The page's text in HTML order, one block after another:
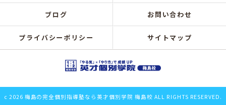
ブログ お問い合わせ
プライバシーポリシー サイトマップ
c 2026 梅島の完全個別指導塾なら英才個別学院 梅島校 ALL RIGHTS RESERVED.